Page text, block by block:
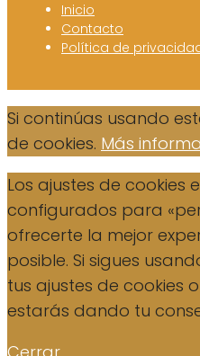
Inicio
Contacto
Política de
Si continúas usando
de cookies. Más
Los ajustes de cookies
configurados para
ofrecerte la mejor
posible. Si sigues
tus ajustes de cookies
estarás dando tu